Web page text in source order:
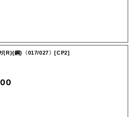
(R){鋼}〈017/027〉[CP2]